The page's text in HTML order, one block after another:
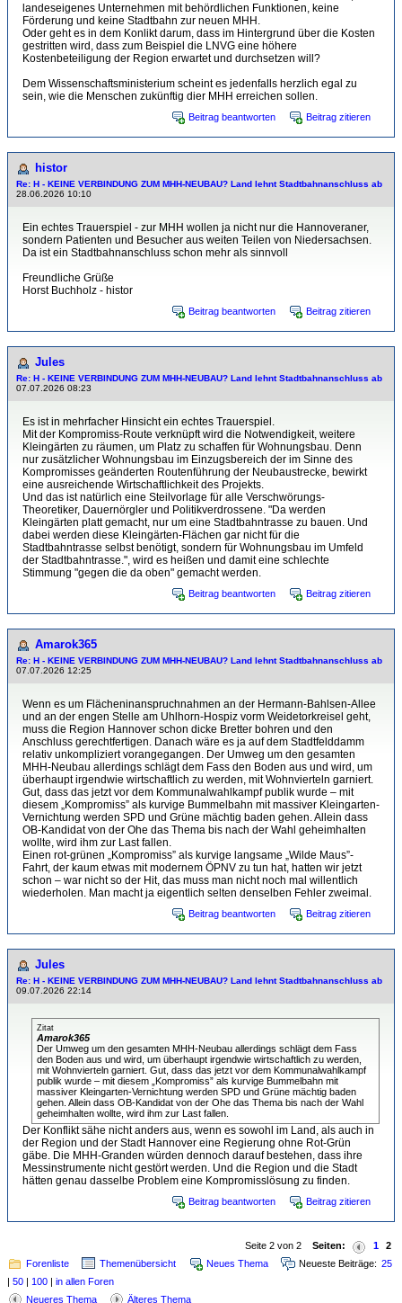
landeseigenes Unternehmen mit behördlichen Funktionen, keine
Förderung und keine Stadtbahn zur neuen MHH.
Oder geht es in dem Konlikt darum, dass im Hintergrund über die Kosten
gestritten wird, dass zum Beispiel die LNVG eine höhere
Kostenbeteiligung der Region erwartet und durchsetzen will?
Dem Wissenschaftsministerium scheint es jedenfalls herzlich egal zu
sein, wie die Menschen zukünftig dier MHH erreichen sollen.
Beitrag beantworten Beitrag zitieren
histor
Re: H - KEINE VERBINDUNG ZUM MHH-NEUBAU? Land lehnt Stadtbahnanschluss ab
28.06.2026 10:10
Ein echtes Trauerspiel - zur MHH wollen ja nicht nur die Hannoveraner,
sondern Patienten und Besucher aus weiten Teilen von Niedersachsen.
Da ist ein Stadtbahnanschluss schon mehr als sinnvoll
Freundliche Grüße
Horst Buchholz - histor
Beitrag beantworten Beitrag zitieren
Jules
Re: H - KEINE VERBINDUNG ZUM MHH-NEUBAU? Land lehnt Stadtbahnanschluss ab
07.07.2026 08:23
Es ist in mehrfacher Hinsicht ein echtes Trauerspiel.
Mit der Kompromiss-Route verknüpft wird die Notwendigkeit, weitere
Kleingärten zu räumen, um Platz zu schaffen für Wohnungsbau. Denn
nur zusätzlicher Wohnungsbau im Einzugsbereich der im Sinne des
Kompromisses geänderten Routenführung der Neubaustrecke, bewirkt
eine ausreichende Wirtschaftlichkeit des Projekts.
Und das ist natürlich eine Steilvorlage für alle Verschwörungs-
Theoretiker, Dauernörgler und Politikverdrossene. "Da werden
Kleingärten platt gemacht, nur um eine Stadtbahntrasse zu bauen. Und
dabei werden diese Kleingärten-Flächen gar nicht für die
Stadtbahntrasse selbst benötigt, sondern für Wohnungsbau im Umfeld
der Stadtbahntrasse.", wird es heißen und damit eine schlechte
Stimmung "gegen die da oben" gemacht werden.
Beitrag beantworten Beitrag zitieren
Amarok365
Re: H - KEINE VERBINDUNG ZUM MHH-NEUBAU? Land lehnt Stadtbahnanschluss ab
07.07.2026 12:25
Wenn es um Flächeninanspruchnahmen an der Hermann-Bahlsen-Allee
und an der engen Stelle am Uhlhorn-Hospiz vorm Weidetorkreisel geht,
muss die Region Hannover schon dicke Bretter bohren und den
Anschluss gerechtfertigen. Danach wäre es ja auf dem Stadtfelddamm
relativ unkompliziert vorangegangen. Der Umweg um den gesamten
MHH-Neubau allerdings schlägt dem Fass den Boden aus und wird, um
überhaupt irgendwie wirtschaftlich zu werden, mit Wohnvierteln garniert.
Gut, dass das jetzt vor dem Kommunalwahlkampf publik wurde – mit
diesem „Kompromiss” als kurvige Bummelbahn mit massiver Kleingarten-
Vernichtung werden SPD und Grüne mächtig baden gehen. Allein dass
OB-Kandidat von der Ohe das Thema bis nach der Wahl geheimhalten
wollte, wird ihm zur Last fallen.
Einen rot-grünen „Kompromiss” als kurvige langsame „Wilde Maus”-
Fahrt, der kaum etwas mit modernem ÖPNV zu tun hat, hatten wir jetzt
schon – war nicht so der Hit, das muss man nicht noch mal willentlich
wiederholen. Man macht ja eigentlich selten denselben Fehler zweimal.
Beitrag beantworten Beitrag zitieren
Jules
Re: H - KEINE VERBINDUNG ZUM MHH-NEUBAU? Land lehnt Stadtbahnanschluss ab
09.07.2026 22:14
Zitat
Amarok365
Der Umweg um den gesamten MHH-Neubau allerdings schlägt dem Fass
den Boden aus und wird, um überhaupt irgendwie wirtschaftlich zu werden,
mit Wohnvierteln garniert. Gut, dass das jetzt vor dem Kommunalwahlkampf
publik wurde – mit diesem „Kompromiss” als kurvige Bummelbahn mit
massiver Kleingarten-Vernichtung werden SPD und Grüne mächtig baden
gehen. Allein dass OB-Kandidat von der Ohe das Thema bis nach der Wahl
geheimhalten wollte, wird ihm zur Last fallen.
Der Konflikt sähe nicht anders aus, wenn es sowohl im Land, als auch in
der Region und der Stadt Hannover eine Regierung ohne Rot-Grün
gäbe. Die MHH-Granden würden dennoch darauf bestehen, dass ihre
Messinstrumente nicht gestört werden. Und die Region und die Stadt
hätten genau dasselbe Problem eine Kompromisslösung zu finden.
Beitrag beantworten Beitrag zitieren
Seite 2 von 2 Seiten: 1
2
Forenliste
Themenübersicht Neues Thema Neueste Beiträge: 25
| 50 | 100 | in allen Foren
Neueres Thema
Älteres Thema